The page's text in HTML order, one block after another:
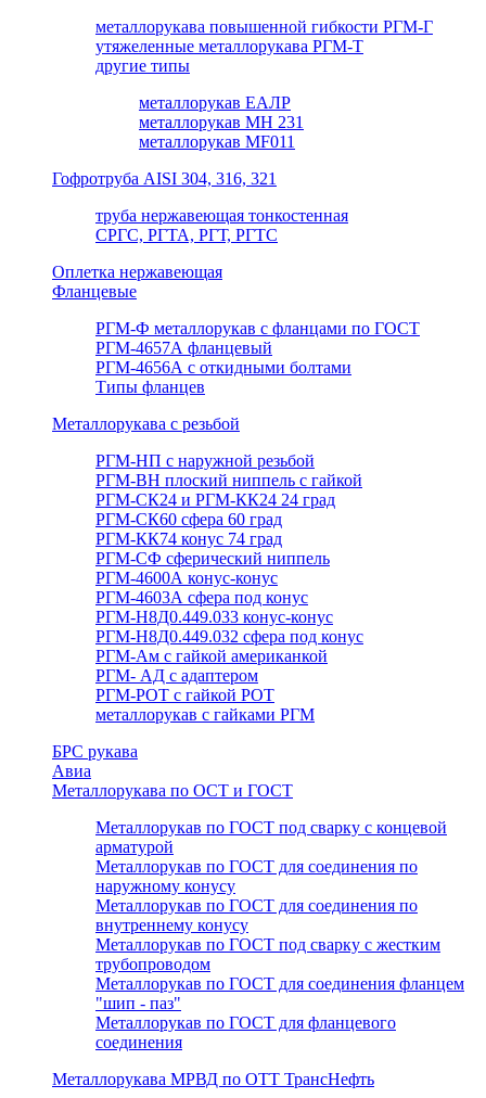
металлорукава повышенной гибкости РГМ-Г
утяжеленные металлорукава РГМ-Т
другие типы
металлорукав ЕАЛР
металлорукав МН 231
металлорукав MF011
Гофротруба AISI 304, 316, 321
труба нержавеющая тонкостенная
СРГС, РГТА, РГТ, РГТС
Оплетка нержавеющая
Фланцевые
РГМ-Ф металлорукав с фланцами по ГОСТ
РГМ-4657А фланцевый
РГМ-4656А с откидными болтами
Типы фланцев
Металлорукава с резьбой
РГМ-НП с наружной резьбой
РГМ-ВН плоский ниппель с гайкой
РГМ-СК24 и РГМ-КК24 24 град
РГМ-СК60 сфера 60 град
РГМ-КК74 конус 74 град
РГМ-СФ сферический ниппель
РГМ-4600А конус-конус
РГМ-4603А сфера под конус
РГМ-Н8Д0.449.033 конус-конус
РГМ-Н8Д0.449.032 сфера под конус
РГМ-Ам с гайкой американкой
РГМ- АД с адаптером
РГМ-РОТ с гайкой РОТ
металлорукав с гайками РГМ
БРС рукава
Авиа
Металлорукава по ОСТ и ГОСТ
Металлорукав по ГОСТ под сварку с концевой
арматурой
Металлорукав по ГОСТ для соединения по
наружному конусу
Металлорукав по ГОСТ для соединения по
внутреннему конусу
Металлорукав по ГОСТ под сварку с жестким
трубопроводом
Металлорукав по ГОСТ для соединения фланцем
"шип - паз"
Металлорукав по ГОСТ для фланцевого
соединения
Металлорукава МРВД по ОТТ ТрансНефть